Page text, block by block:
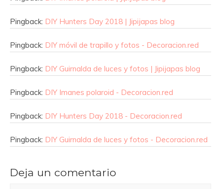
Pingback: DIY Hunters Day 2018 | Jipijapas blog
Pingback: DIY móvil de trapillo y fotos - Decoracion.red
Pingback: DIY Guirnalda de luces y fotos | Jipijapas blog
Pingback: DIY Imanes polaroid - Decoracion.red
Pingback: DIY Hunters Day 2018 - Decoracion.red
Pingback: DIY Guirnalda de luces y fotos - Decoracion.red
Deja un comentario